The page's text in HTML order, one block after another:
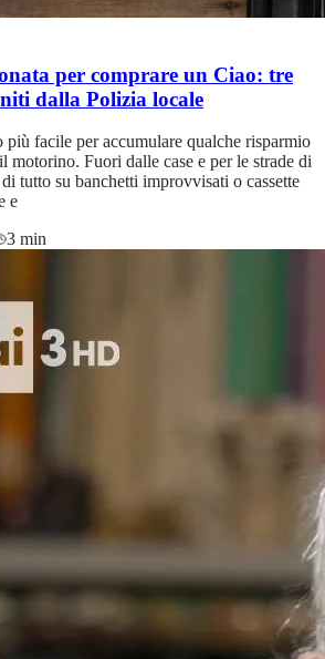
per comprare un Ciao: tre
dalla Polizia locale
facile per accumulare qualche risparmio
motorino. Fuori dalle case e per le strade di
tutto su banchetti improvvisati o cassette
e
3 min